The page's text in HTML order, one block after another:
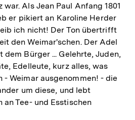
Als Jean Paul Anfang 1801
er pikiert an Karoline Herder
ich nicht! Der Ton übertrifft
den Weimar'schen. Der Adel
Bürger ... Gelehrte, Juden,
Edelleute, kurz alles, was
- Weimar ausgenommen! - die
um diese, und lebt
Tee- und Esstischen